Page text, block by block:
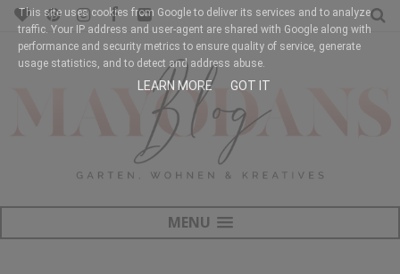
MENU
This site uses cookies from Google to deliver its services and to analyze
traffic. Your IP address and user-agent are shared with Google along with
performance and security metrics to ensure quality of service, generate
usage statistics, and to detect and address abuse.
LEARN MORE GOT IT